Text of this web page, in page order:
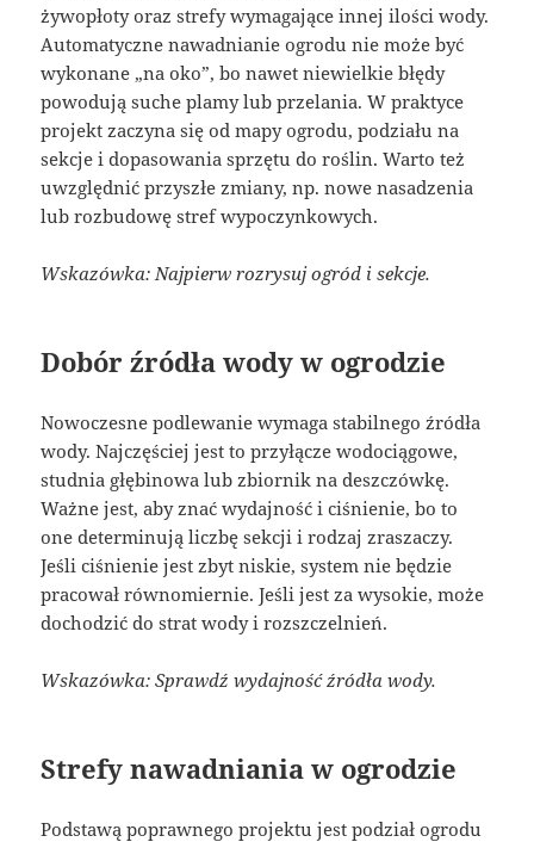
żywopłoty oraz strefy wymagające innej ilości wody.
Automatyczne nawadnianie ogrodu nie może być
wykonane „na oko”, bo nawet niewielkie błędy
powodują suche plamy lub przelania. W praktyce
projekt zaczyna się od mapy ogrodu, podziału na
sekcje i dopasowania sprzętu do roślin. Warto też
uwzględnić przyszłe zmiany, np. nowe nasadzenia
lub rozbudowę stref wypoczynkowych.
Wskazówka: Najpierw rozrysuj ogród i sekcje.
Dobór źródła wody w ogrodzie
Nowoczesne podlewanie wymaga stabilnego źródła
wody. Najczęściej jest to przyłącze wodociągowe,
studnia głębinowa lub zbiornik na deszczówkę.
Ważne jest, aby znać wydajność i ciśnienie, bo to
one determinują liczbę sekcji i rodzaj zraszaczy.
Jeśli ciśnienie jest zbyt niskie, system nie będzie
pracował równomiernie. Jeśli jest za wysokie, może
dochodzić do strat wody i rozszczelnień.
Wskazówka: Sprawdź wydajność źródła wody.
Strefy nawadniania w ogrodzie
Podstawą poprawnego projektu jest podział ogrodu